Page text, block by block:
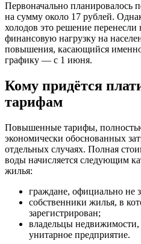
Первоначально планировалось
на сумму около 17 рублей.
холодов это решение перенесли
финансовую нагрузку на
повышения, касающийся именно
графику — с 1 июня.
Кому придётся
тарифам
Повышенные тарифы,
экономически обоснованных
отдельных случаях. Полная
воды начисляется следующим
жилья:
граждане, официально не
собственники жилья, в
зарегистрирован;
владельцы недвижимости,
унитарное предприятие.